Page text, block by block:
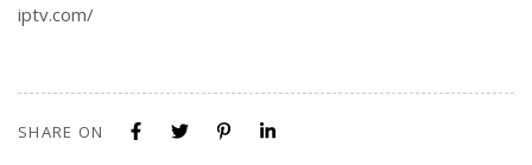
iptv.com/
SHARE ON